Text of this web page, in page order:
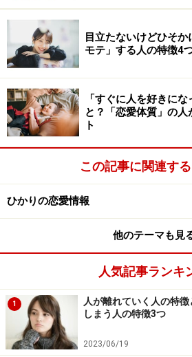
クの好みのタイプだけど、許容し
よりも、ある程度タイプな人の中
うにない人」を探した方がいいの
る相手か」というのは、きちんと
相手の男（女）としての色気にば
るのです。少なくとも、思いやり
なのか、というのは見ておいた方
次に紹介するポイントは、長続
に、最も重要なことだと言えます
ださい。
※記事内容は執筆時点のものです。最新
い。
目立たないけどひそ
モテ」する人の特徴4
「すぐに人を好きに
と？「恋愛体質」の
ト
この記事に関連す
ひかりの恋愛情報
他のテーマも見
人気記事ランキ
1
人が離れていく人の特
しまう人の特徴3つ
2023/06/19